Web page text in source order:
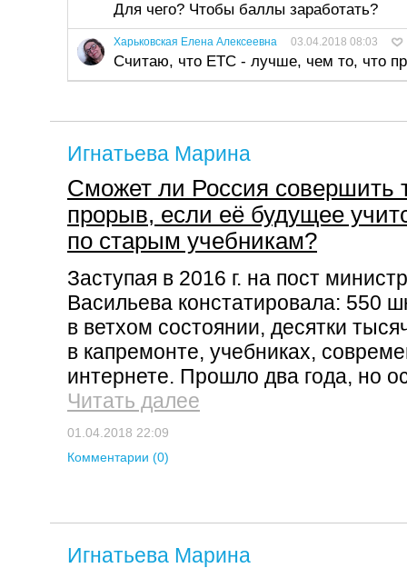
Для чего? Чтобы баллы заработать?
Харьковская Елена Алексеевна 03.04.2018 08:03
Считаю, что ЕТС - лучше, чем то, что
Игнатьева Марина
Сможет ли Россия совершить
прорыв, если её будущее
по старым учебникам?
Заступая в 2016 г. на пост
Васильева констатировала: 550
в ветхом состоянии, десятки
в капремонте, учебниках,
интернете. Прошло два года, но
Читать далее
01.04.2018 22:09
Комментарии (0)
Игнатьева Марина